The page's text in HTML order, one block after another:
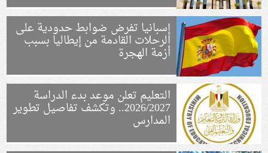
إسبانيا تفرض ضوابط حدودية على
الرحلات القادمة من إيطاليا بسبب
أزمة الهجرة
التعليم تعلن موعد بدء الدراسة
2026/2027.. وتكشف تفاصيل تطوير
المدارس